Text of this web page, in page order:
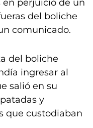
en perjuicio de un
del boliche
comunicado.
del boliche
ingresar al
salió en su
y
que custodiaban